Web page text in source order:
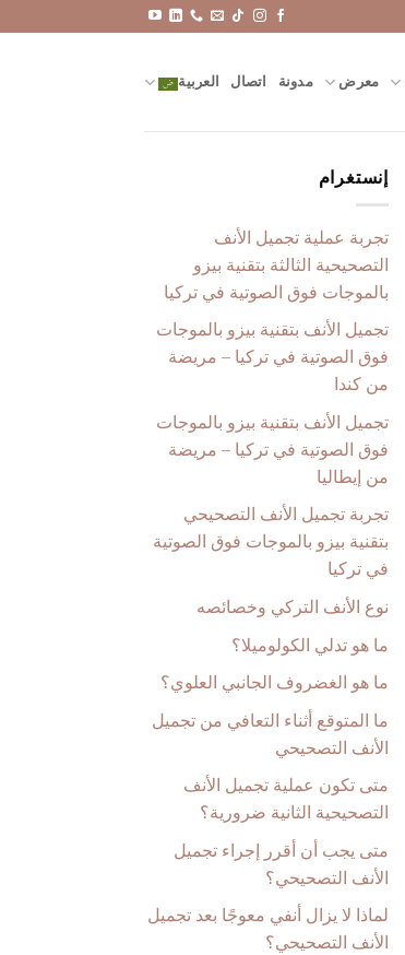
معرض مدونة اتصال العربية
إنستغرام
تجربة عملية تجميل الأنف
التصحيحية الثالثة بتقنية بيزو
بالموجات فوق الصوتية في تركيا
تجميل الأنف بتقنية بيزو بالموجات
فوق الصوتية في تركيا – مريضة
من كندا
تجميل الأنف بتقنية بيزو بالموجات
فوق الصوتية في تركيا – مريضة
من إيطاليا
تجربة تجميل الأنف التصحيحي
بتقنية بيزو بالموجات فوق الصوتية
في تركيا
نوع الأنف التركي وخصائصه
ما هو تدلي الكولوميلا؟
ما هو الغضروف الجانبي العلوي؟
ما المتوقع أثناء التعافي من تجميل
الأنف التصحيحي
متى تكون عملية تجميل الأنف
التصحيحية الثانية ضرورية؟
متى يجب أن أقرر إجراء تجميل
الأنف التصحيحي؟
لماذا لا يزال أنفي معوجًا بعد تجميل
الأنف التصحيحي؟